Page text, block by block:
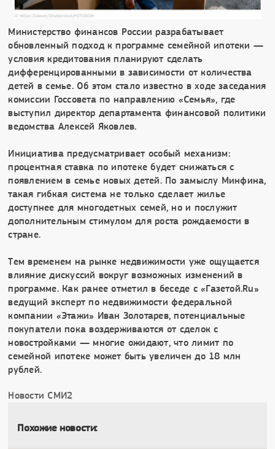
Министерство финансов России разрабатывает
обновленный подход к программе семейной ипотеки —
условия кредитования планируют сделать
дифференцированными в зависимости от количества
детей в семье. Об этом стало известно в ходе заседания
комиссии Госсовета по направлению «Семья», где
выступил директор департамента финансовой политики
ведомства Алексей Яковлев.
Инициатива предусматривает особый механизм:
процентная ставка по ипотеке будет снижаться с
появлением в семье новых детей. По замыслу Минфина,
такая гибкая система не только сделает жилье
доступнее для многодетных семей, но и послужит
дополнительным стимулом для роста рождаемости в
стране.
Тем временем на рынке недвижимости уже ощущается
влияние дискуссий вокруг возможных изменений в
программе. Как ранее отметил в беседе с «Газетой.Ru»
ведущий эксперт по недвижимости федеральной
компании «Этажи» Иван Золотарев, потенциальные
покупатели пока воздерживаются от сделок с
новостройками — многие ожидают, что лимит по
семейной ипотеке может быть увеличен до 18 млн
рублей.
Новости СМИ2
Похожие новости: